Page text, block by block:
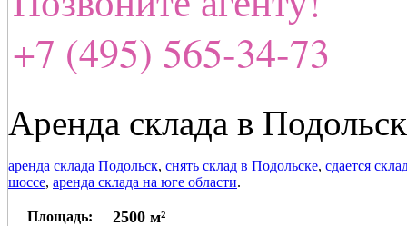
+7 (495) 565-34-73
Аренда склада в
аренда склада Подольск, снять склад в Подольске, сдается
шоссе, аренда склада на юге области.
Площадь: 2500 м²